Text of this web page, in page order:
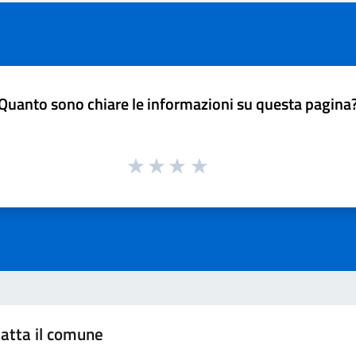
sono chiare le informazioni su questa
il comune